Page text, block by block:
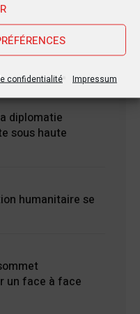
confidentialité Impressum
diplomatie
sous haute
humanitaire se
un face à face